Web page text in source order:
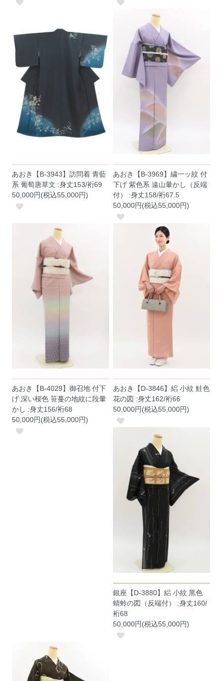
あおき【B-3943】訪問着 青藍
系 葡萄唐草文 :身丈153/裄69
50,000円(税込55,000円)
あおき【B-3969】繍一ッ紋 付
下げ 紫色系 遠山暈かし（反端
付） :身丈158/裄67.5
50,000円(税込55,000円)
あおき【B-4029】御召地 付下
げ 深い桜色 笹蔓の地紋に段暈
かし :身丈156/裄68
50,000円(税込55,000円)
あおき【D-3846】絽 小紋 鮭色
花の図 :身丈162/裄66
50,000円(税込55,000円)
銀座【D-3880】絽 小紋 黒色
蜻蛉の図（反端付） :身丈160/
裄68
50,000円(税込55,000円)